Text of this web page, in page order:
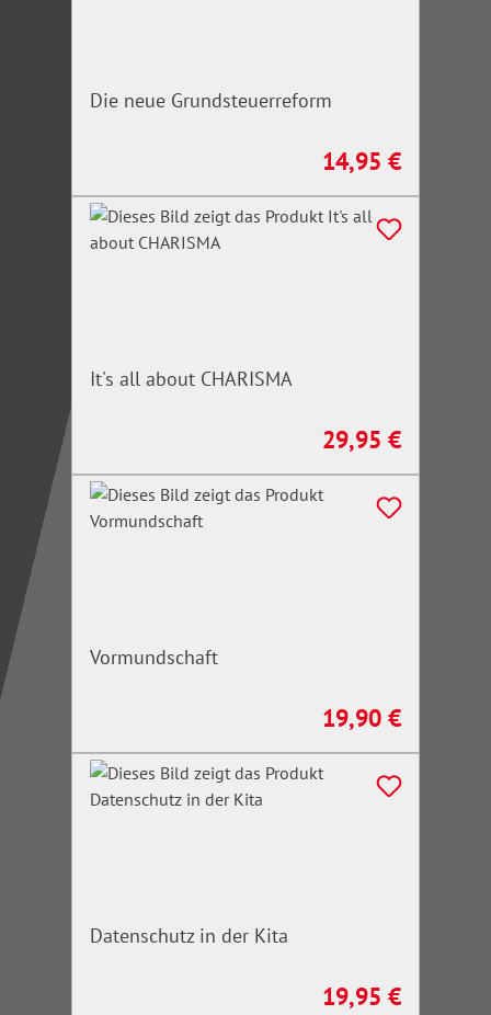
Die neue Grundsteuerreform
Regulärer Preis:
14,95 €
It's all about CHARISMA
Regulärer Preis:
29,95 €
Vormundschaft
Regulärer Preis:
19,90 €
Datenschutz in der Kita
Regulärer Preis:
19,95 €